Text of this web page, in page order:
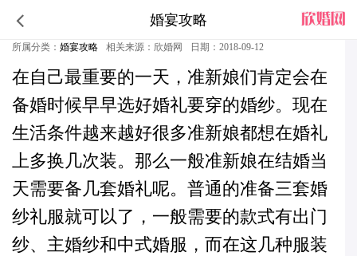
婚宴攻略
新娘礼服备几套合适
所属分类： 婚宴攻略 相关来源：欣婚网 日期：2018-09-12
在自己最重要的一天，准新娘们肯定会在
备婚时候早早选好婚礼要穿的婚纱。现在
生活条件越来越好很多准新娘都想在婚礼
上多换几次装。那么一般准新娘在结婚当
天需要备几套婚礼呢。普通的准备三套婚
纱礼服就可以了，一般需要的款式有出门
纱、主婚纱和中式婚服，而在这几种服装